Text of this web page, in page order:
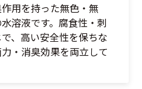
用を持った無色・無
溶液です。腐食性・刺
、高い安全性を保ちな
・消臭効果を両立して